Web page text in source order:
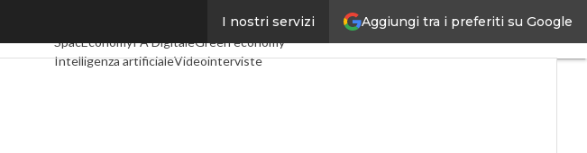
Aggiungi tra i preferiti su Google
I nostri servizi
TelcoIndustria 4.0
SpacEconomyPA DigitaleGreen economy
Intelligenza artificialeVideointerviste